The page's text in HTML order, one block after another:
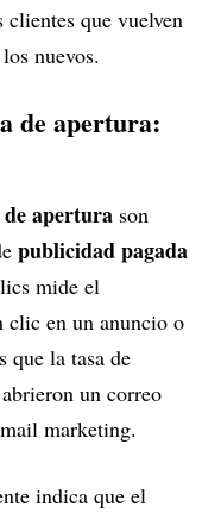
que vuelven
nuevos.
de apertura:
de apertura son
publicidad pagada
mide el
clic en un anuncio o
que la tasa de
un correo
marketing.
indica que el